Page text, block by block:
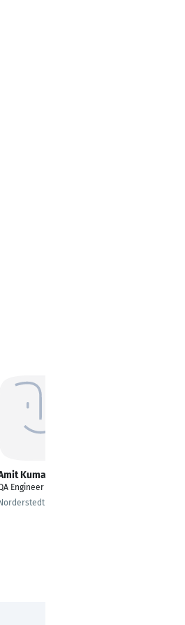
Kumar Suri
Engineer
Norderstedt